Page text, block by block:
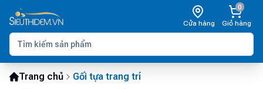
Cửa hàng
0
Giỏ hàng
Trang chủ Gối tựa trang trí